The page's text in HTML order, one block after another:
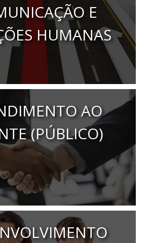
E
HUMANAS
AO
(PÚBLICO)